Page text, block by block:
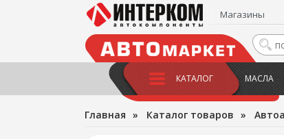
Магазины
КАТАЛОГ МАСЛА
Главная » Каталог товаров »